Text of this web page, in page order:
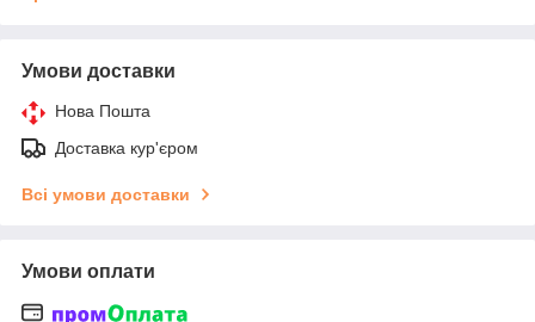
Умови доставки
Нова Пошта
Доставка кур'єром
Всі умови доставки
Умови оплати